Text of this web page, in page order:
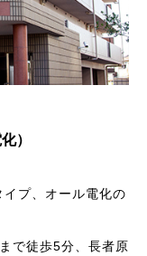
）
プ、オール電化の
で徒歩5分、長者原